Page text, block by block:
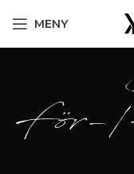
MENY
För-/